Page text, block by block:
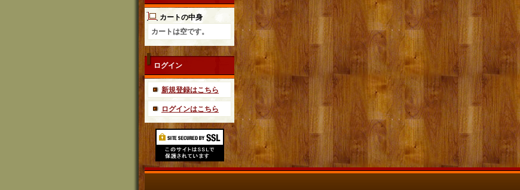
カートの中身
カートは空です。
ログイン
新規登録はこちら
ログインはこちら